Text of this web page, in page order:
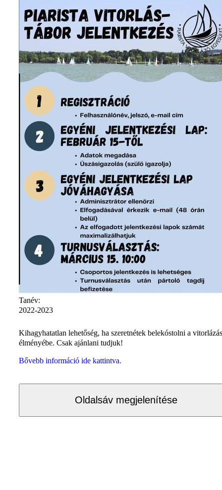
Tanév:
2022-2023
Kihagyhatatlan lehetőség, ha szeretnétek belekóstolni a vitorlázás
élményébe. Csak ajánlani tudjuk!
Bővebb információ ide kattintva.
Oldalsáv megjelenítése